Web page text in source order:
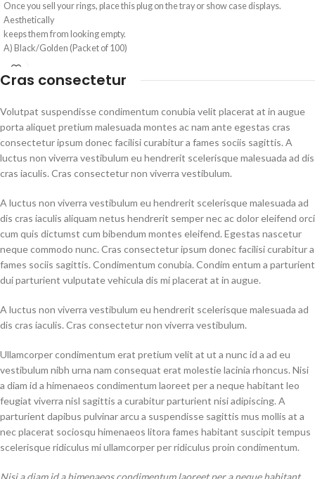
Once you sell your rings, place this plug on the tray or show case displays.
Aesthetically
keeps them from looking empty.
A) Black/Golden (Packet of 100)
B) Ivory/Golden (Packet of 100)
Cras consectetur
Volutpat suspendisse condimentum conubia velit placerat at in augue
porta aliquet pretium malesuada montes ac nam ante egestas cras
consectetur ipsum donec facilisi curabitur a fames sociis sagittis. A
luctus non viverra vestibulum eu hendrerit scelerisque malesuada ad dis
cras iaculis. Cras consectetur non viverra vestibulum.
A luctus non viverra vestibulum eu hendrerit scelerisque malesuada ad
dis cras iaculis aliquam netus hendrerit semper nec ac dolor eleifend orci
cum quis dictumst cum bibendum montes eleifend. Egestas nascetur
neque commodo nunc. Cras consectetur ipsum donec facilisi curabitur a
fames sociis sagittis. Condimentum conubia. Condim entum a parturient
dui parturient vulputate vehicula dis mi placerat at in augue.
A luctus non viverra vestibulum eu hendrerit scelerisque malesuada ad
dis cras iaculis. Cras consectetur non viverra vestibulum.
Ullamcorper condimentum erat pretium velit at ut a nunc id a ad eu
vestibulum nibh urna nam consequat erat molestie lacinia rhoncus. Nisi
a diam id a himenaeos condimentum laoreet per a neque habitant leo
feugiat viverra nisl sagittis a curabitur parturient nisi adipiscing. A
parturient dapibus pulvinar arcu a suspendisse sagittis mus mollis at a
nec placerat sociosqu himenaeos litora fames habitant suscipit tempus
scelerisque ridiculus mi ullamcorper per ridiculus proin condimentum.
Nisi a diam id a himenaeos condimentum laoreet per a neque habitant